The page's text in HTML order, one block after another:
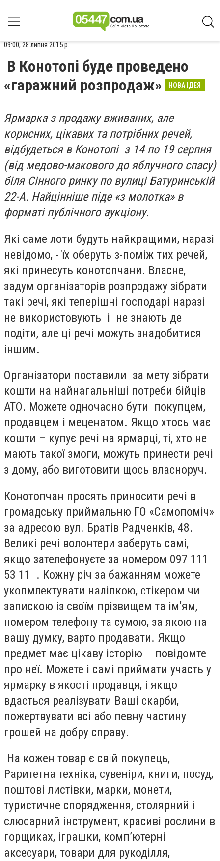
09:00, 28 липня 2015 р.
В Конотопі буде проведено
«гаражний розпродаж»
НОВА ІДЕЯ
Ярмарка з продажу вживаних, але
корисних, цікавих та потрібних речей,
відбудеться в Конотопі з 14 по 19 серпня
(від медово-макового до яблучного спасу)
біля Сінного ринку по вулиці Батуринській
22-А. Найцінніше піде «з молотка» в
форматі публічного аукціону.
Які саме лоти будуть найкращими, наразі
невідомо, - їх оберуть з-поміж тих речей,
які принесуть конотопчани. Власне,
задум організаторів розпродажу зібрати
такі речі, які теперішні господарі наразі
не використовують і не знають де
подіти, але ці речі можуть знадобитися
іншим.
Організатори поставили за мету зібрати
кошти на найнагальніші потреби бійців
АТО. Можете одночасно бути покупцем,
продавцем і меценатом. Якщо хтось має
кошти – купує речі на ярмарці, ті, хто не
мають такої змоги, можуть принести речі
з дому, або виготовити щось власноруч.
Конотопчан просять приносити речі в
громадську приймальню ГО «Самопоміч»
за адресою вул. Братів Радченків, 48.
Великі речі волонтери заберуть самі,
якщо зателефонуєте за номером 097 111
53 11 . Кожну річ за бажанням можете
укопмлектувати наліпкою, стікером чи
запискою із своїм прізвищем та ім’ям,
номером телефону та сумою, за якою на
вашу думку, варто продавати. Якщо
предмет має цікаву історію – повідомте
про неї. Можете і самі приймати участь у
ярмарку в якості продавця, і якщо
вдасться реалізувати Ваші скарби,
пожертвувати всі або певну частину
грошей на добру справу.
На кожен товар є свій покупець,
Раритетна техніка, сувеніри, книги, посуд,
поштові листівки, марки, монети,
туристичне спорядження, столярний і
слюсарний інструмент, красиві рослини в
горщиках, іграшки, комп’ютерні
аксесуари, товари для рукоділля,